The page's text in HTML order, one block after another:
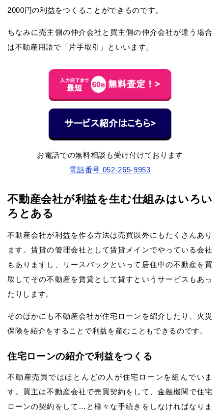
2000円の利益をつくることができるのです。
ちなみに売主側の仲介会社と買主側の仲介会社が違う場合
は不動産用語で「片手取引」といいます。
お電話での無料相談も受け付けております
電話番号 052-265-9953
不動産会社が利益を生む仕組みはいろい
ろとある
不動産会社が利益を作る方法は売買以外にもたくさんあり
ます。賃貸の管理会社として賃貸メインでやっている会社
もありますし、リースバックといって居住中の不動産を買
取してその不動産を賃貸として貸すというサービスもあっ
たりします。
そのほかにも不動産会社が住宅ローンを紹介したり、火災
保険を紹介をすることで利益を産むこともできるのです。
住宅ローンの紹介で利益をつくる
不動産売買ではほとんどの人が住宅ローンを組んでいま
す。買主は不動産会社で売買契約をして、金融機関で住宅
ローンの契約をして…と様々な手続きをしなければなりま